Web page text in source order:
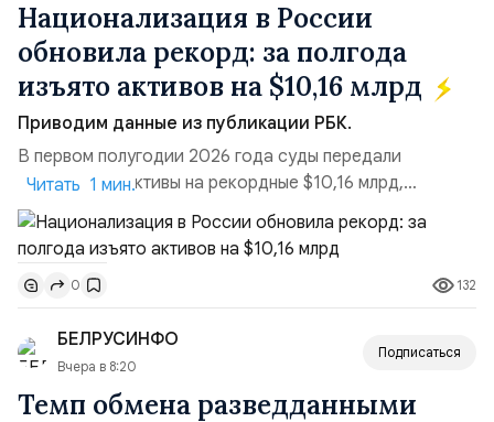
Национализация в России
обновила рекорд: за полгода
изъято активов на $10,16 млрд
Приводим данные из публикации РБК.
В первом полугодии 2026 года суды передали
государству активы на рекордные $10,16 млрд,
подсчитали аналитики AK&M. Это в 2,5 раза больше,
чем за аналогичный период 2025 года ($3,95 млрд).
Всего зафиксировано 15 национализационных
транзакций, которые обеспечили 42,2% денежного
объёма всего российского рынка слияний и
поглощений. Крупнейшей ...
Читать 1 мин.
0 132
БЕЛРУСИНФО
Вчера в 8:20
Подписаться
Темп обмена разведданными